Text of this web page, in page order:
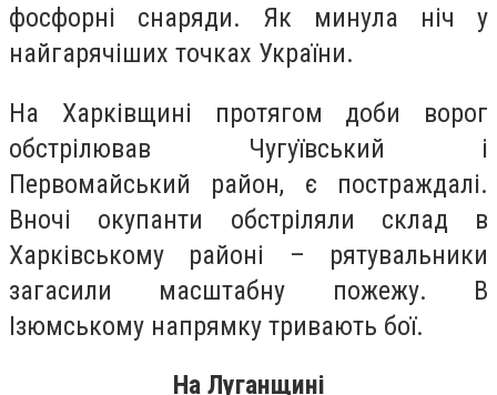
фосфорні снаряди. Як минула ніч у
найгарячіших точках України.
На Харківщині протягом доби ворог
обстрілював Чугуївський і
Первомайський район, є постраждалі.
Вночі окупанти обстріляли склад в
Харківському районі – рятувальники
загасили масштабну пожежу. В
Ізюмському напрямку тривають бої.
На Луганщині